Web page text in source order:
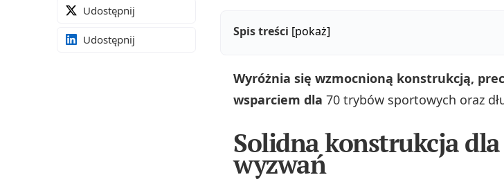
Udostępnij
Udostępnij
Spis treści [pokaż]
Wyróżnia się wzmocnioną konstrukcją,
wsparciem dla 70 trybów sportowych oraz
Solidna konstrukcja
wyzwań